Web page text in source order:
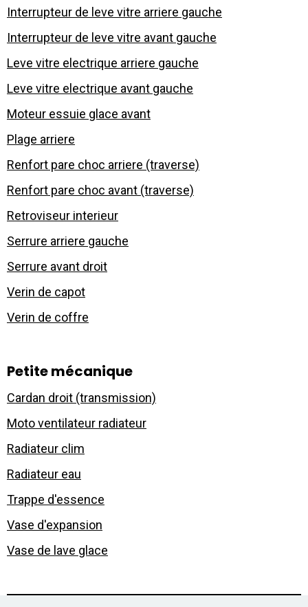
Interrupteur de leve vitre arriere gauche
Interrupteur de leve vitre avant gauche
Leve vitre electrique arriere gauche
Leve vitre electrique avant gauche
Moteur essuie glace avant
Plage arriere
Renfort pare choc arriere (traverse)
Renfort pare choc avant (traverse)
Retroviseur interieur
Serrure arriere gauche
Serrure avant droit
Verin de capot
Verin de coffre
Petite mécanique
Cardan droit (transmission)
Moto ventilateur radiateur
Radiateur clim
Radiateur eau
Trappe d'essence
Vase d'expansion
Vase de lave glace